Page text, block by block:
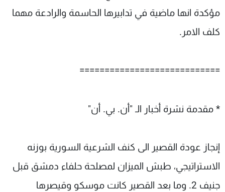
مؤكدة انها ماضية في تدابيرها الحاسمة والرادعة مهما
كلف الامر.
============================
* مقدمة نشرة أخبار الـ "أن. بي. أن"
إنجاز عودة القصير الى كنف الشرعية السورية بوزنه
الاستراتيجي، طبش الميزان لمصلحة حلفاء دمشق قبل
جنيف 2. وما بعد القصير كانت موسكو وقيصرها